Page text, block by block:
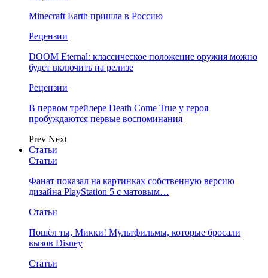
Minecraft Earth пришла в Россию
Рецензии
DOOM Eternal: классическое положение оружия можно
будет включить на релизе
Рецензии
В первом трейлере Death Come True у героя
пробуждаются первые воспоминания
Prev Next
Статьи
Статьи
Фанат показал на картинках собственную версию
дизайна PlayStation 5 с матовым…
Статьи
Пошёл ты, Микки! Мультфильмы, которые бросали
вызов Disney
Статьи